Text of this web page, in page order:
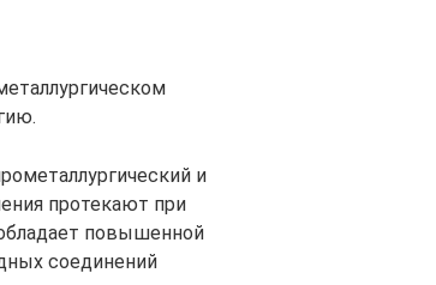
и
протекают при
повышенной
соединений